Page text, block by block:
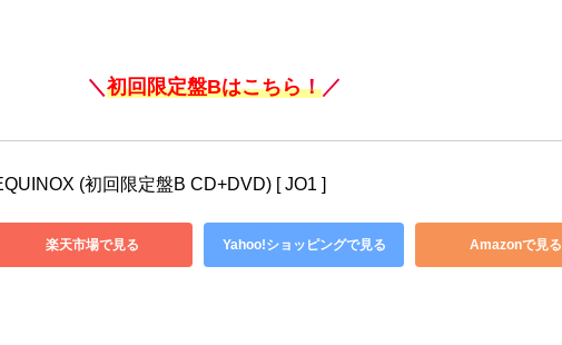
＼ 初回限定盤Bはこちら！／
(初回限定盤B CD+DVD) [ JO1 ]
楽天市場で見る Yahoo!ショッピングで見る Amazonで見る